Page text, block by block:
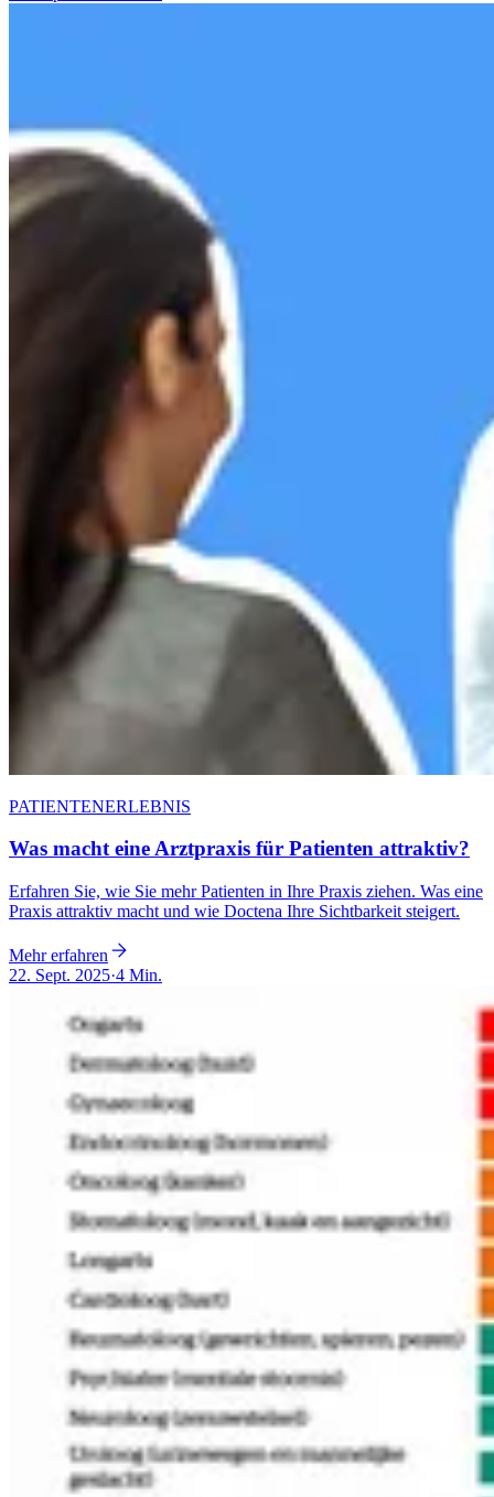
PATIENTENERLEBNIS
Was macht eine Arztpraxis für Patienten attraktiv?
Erfahren Sie, wie Sie mehr Patienten in Ihre Praxis ziehen. Was eine
Praxis attraktiv macht und wie Doctena Ihre Sichtbarkeit steigert.
Mehr erfahren
22. Sept. 2025·4 Min.